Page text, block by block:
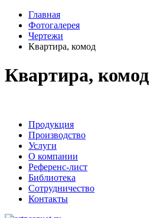
Главная
Фотогалерея
Чертежи
Квартира, комод
Квартира, комод
Продукция
Производство
Услуги
О компании
Референс-лист
Библиотека
Сотрудничество
Контакты